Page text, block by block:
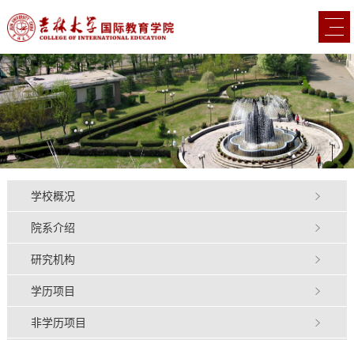
学校概况
院系介绍
研究机构
学历项目
非学历项目